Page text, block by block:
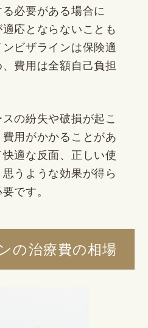
必要がある場合に
応とならないことも
ビザラインは保険適
費用は全額自己負担
の紛失や破損が起こ
用がかかることがあ
適な反面、正しい使
うような効果が得ら
です。
の治療費の相場